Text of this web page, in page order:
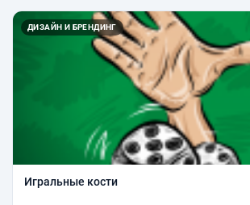
ДИЗАЙН И БРЕНДИНГ
Игральные кости